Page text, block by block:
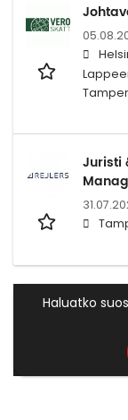
Juristi
Haluatko